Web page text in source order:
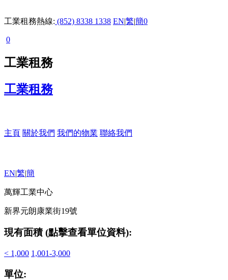
工業租務熱線: (852) 8338 1338 EN|繁|簡0
0
工業租務
工業租務
主頁 關於我們 我們的物業 聯絡我們
EN|繁|簡
萬輝工業中心
新界元朗康業街19號
現有面積 (點擊查看單位資料):
< 1,000 1,001-3,000
單位: